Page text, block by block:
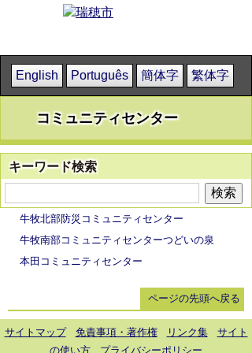
English Português 簡体字 繁体字
コミュニティセンター
キーワード検索
牛牧北部防災コミュニティセンター
牛牧南部コミュニティセンターつどいの泉
本田コミュニティセンター
ページの先頭へ戻る
サイトマップ 免責事項・著作権 リンク集
サイト
の使い方
プライバシーポリシー